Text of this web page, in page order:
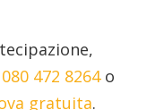
472 8264o
gratuita.